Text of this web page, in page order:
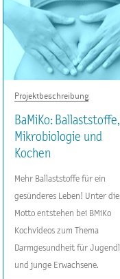
Projektbeschreibung
BaMiKo: Ballaststoffe,
Mikrobiologie und
Kochen
Mehr Ballaststoffe für ein
gesünderes Leben! Unter
Motto entstehen bei BMiKo
Kochvideos zum Thema
Darmgesundheit für
und junge Erwachsene.